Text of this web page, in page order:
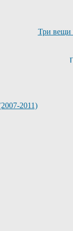
Три вещи
2011)